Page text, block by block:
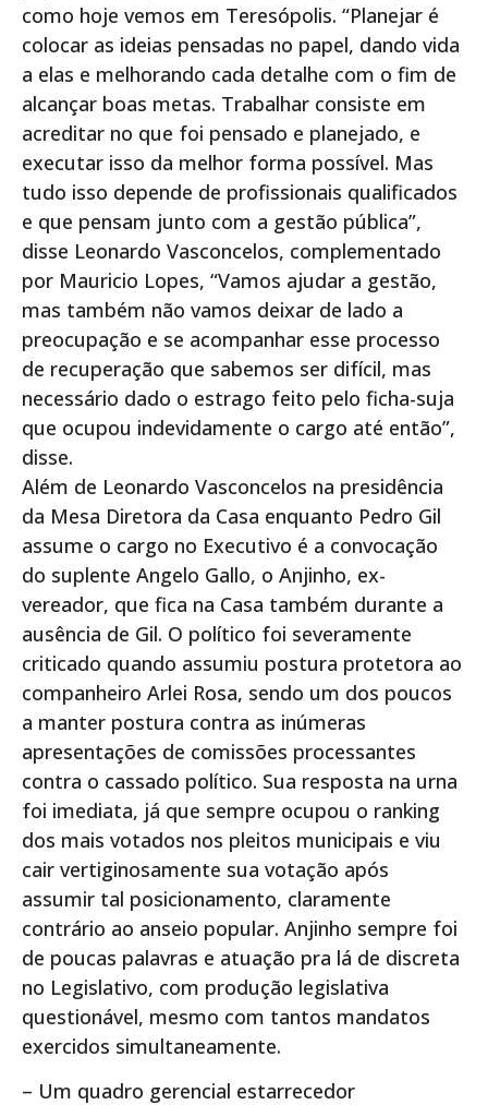
como hoje vemos em Teresópolis. “Planejar é
colocar as ideias pensadas no papel, dando vida
a elas e melhorando cada detalhe com o fim de
alcançar boas metas. Trabalhar consiste em
acreditar no que foi pensado e planejado, e
executar isso da melhor forma possível. Mas
tudo isso depende de profissionais qualificados
e que pensam junto com a gestão pública”,
disse Leonardo Vasconcelos, complementado
por Mauricio Lopes, “Vamos ajudar a gestão,
mas também não vamos deixar de lado a
preocupação e se acompanhar esse processo
de recuperação que sabemos ser difícil, mas
necessário dado o estrago feito pelo ficha-suja
que ocupou indevidamente o cargo até então”,
disse.
Além de Leonardo Vasconcelos na presidência
da Mesa Diretora da Casa enquanto Pedro Gil
assume o cargo no Executivo é a convocação
do suplente Angelo Gallo, o Anjinho, ex-
vereador, que fica na Casa também durante a
ausência de Gil. O político foi severamente
criticado quando assumiu postura protetora ao
companheiro Arlei Rosa, sendo um dos poucos
a manter postura contra as inúmeras
apresentações de comissões processantes
contra o cassado político. Sua resposta na urna
foi imediata, já que sempre ocupou o ranking
dos mais votados nos pleitos municipais e viu
cair vertiginosamente sua votação após
assumir tal posicionamento, claramente
contrário ao anseio popular. Anjinho sempre foi
de poucas palavras e atuação pra lá de discreta
no Legislativo, com produção legislativa
questionável, mesmo com tantos mandatos
exercidos simultaneamente.
– Um quadro gerencial estarrecedor